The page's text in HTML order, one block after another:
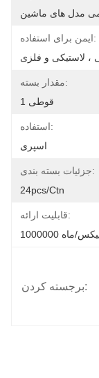
مدل های ماشین
ایمن برای استفاده:
، لاستیکی و فلزی
مقدار بسته:
1 قوطی
استفاده:
اسپری
جزئیات بسته بندی:
24pcs/ctn
قابلیت ارائه:
پيكس/ماه
برجسته کردن: